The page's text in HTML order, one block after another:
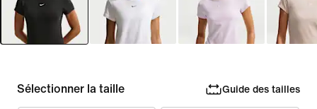
Sélectionner la taille Guide des tailles